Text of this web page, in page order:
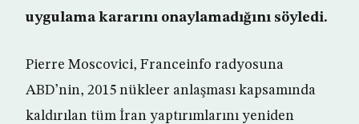
uygulama kararını onaylamadığını söyledi.
Pierre Moscovici, Franceinfo radyosuna
ABD’nin, 2015 nükleer anlaşması kapsamında
kaldırılan tüm İran yaptırımlarını yeniden